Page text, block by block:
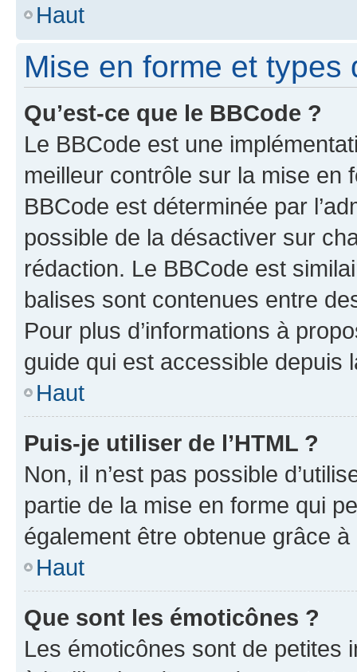
Haut
Mise en forme et types
Qu’est-ce que le BBCode ?
Le BBCode est une
meilleur contrôle sur la mise en
BBCode est déterminée par
possible de la désactiver sur
rédaction. Le BBCode est
balises sont contenues entre
Pour plus d’informations à
guide qui est accessible depuis
Haut
Puis-je utiliser de l’HTML ?
Non, il n’est pas possible
partie de la mise en forme qui
également être obtenue grâce à
Haut
Que sont les émoticônes ?
Les émoticônes sont de petites